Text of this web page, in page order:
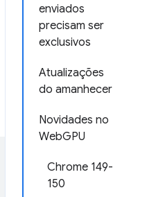
enviados
precisam ser
exclusivos
Atualizações
do amanhecer
Novidades no
WebGPU
Chrome 149-
150